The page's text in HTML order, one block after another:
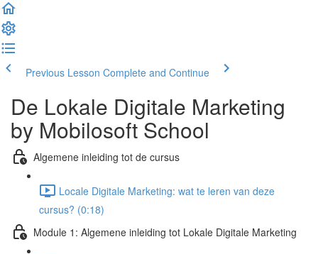
Previous Lesson Complete and Continue
De Lokale Digitale Marketing
by Mobilosoft School
Algemene inleiding tot de cursus
Locale Digitale Marketing: wat te leren van deze
cursus? (0:18)
Module 1: Algemene inleiding tot Lokale Digitale Marketing